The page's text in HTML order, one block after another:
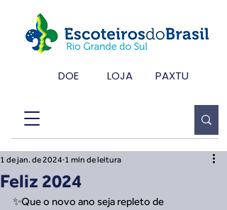
DOE LOJA PAXTU
Feliz 2024
1 de jan. de 2024 1 min de leitura
✨Que o novo ano seja repleto de